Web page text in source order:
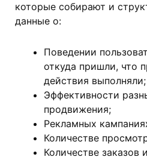
которые собирают и
данные о:
Поведении
откуда пришли, что
действия выполняли;
Эффективности
продвижения;
Рекламных
Количестве
Количестве заказов